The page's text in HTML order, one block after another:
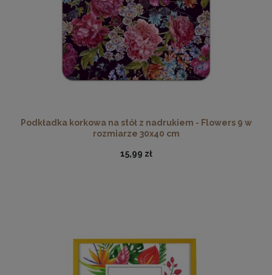
Antyrama plexi w rozmiarze 50x70 cm B2
25,37 zł
Cena regularna:28,19 zł
Najniższa cena:24,29 zł
Podkładka korkowa na stół z nadrukiem - Flowers 9 w
rozmiarze 30x40 cm
15,99 zł